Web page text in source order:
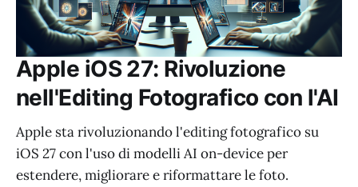
Apple iOS 27: Rivoluzione
nell'Editing Fotografico con l'AI
Apple sta rivoluzionando l'editing fotografico su
iOS 27 con l'uso di modelli AI on-device per
estendere, migliorare e riformattare le foto.